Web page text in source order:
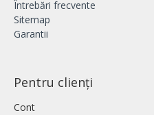
Întrebări frecvente
Sitemap
Garantii
Pentru clienți
Cont